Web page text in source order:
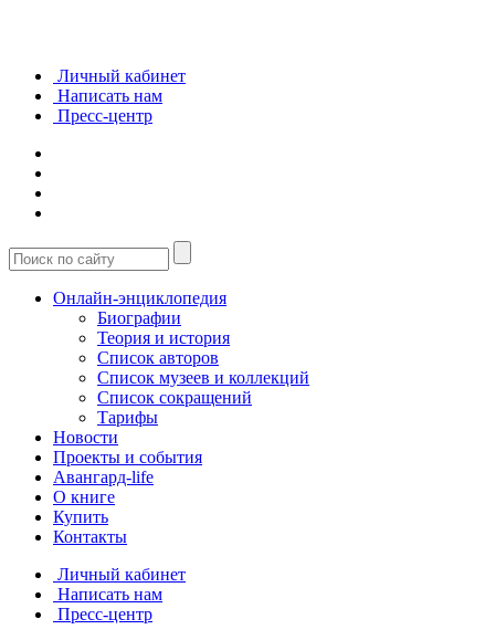
Личный кабинет
Написать нам
Пресс-центр
Онлайн-энциклопедия
Биографии
Теория и история
Список авторов
Список музеев и коллекций
Список сокращений
Тарифы
Новости
Проекты и события
Авангард-life
О книге
Купить
Контакты
Личный кабинет
Написать нам
Пресс-центр